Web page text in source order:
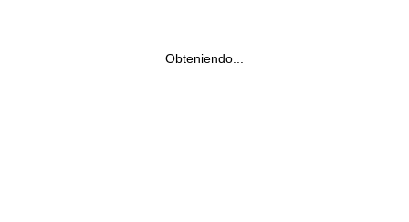
Obteniendo...